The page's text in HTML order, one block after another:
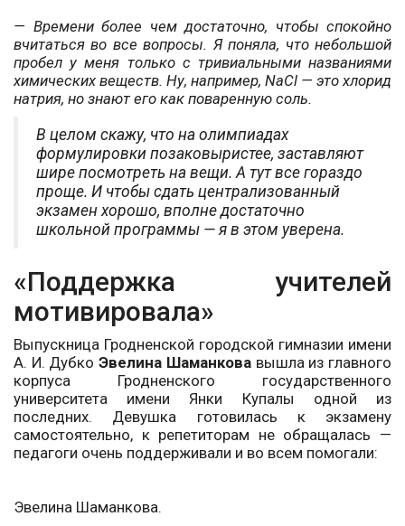
— Времени более чем достаточно, чтобы спокойно
вчитаться во все вопросы. Я поняла, что небольшой
пробел у меня только с тривиальными названиями
химических веществ. Ну, например, NaCl — это хлорид
натрия, но знают его как поваренную соль.
В целом скажу, что на олимпиадах
формулировки позаковыристее, заставляют
шире посмотреть на вещи. А тут все гораздо
проще. И чтобы сдать централизованный
экзамен хорошо, вполне достаточно
школьной программы — я в этом уверена.
«Поддержка учителей
мотивировала»
Выпускница Гродненской городской гимназии имени
А. И. ДубкоЭвелина Шаманковавышла из главного
корпуса Гродненского государственного
университета имени Янки Купалы одной из
последних. Девушка готовилась к экзамену
самостоятельно, к репетиторам не обращалась —
педагоги очень поддерживали и во всем помогали:
Эвелина Шаманкова.